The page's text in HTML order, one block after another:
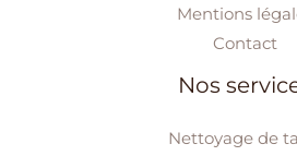
Mentions
Contact
Nos
Nettoyage de